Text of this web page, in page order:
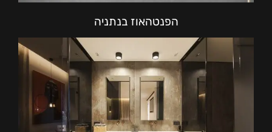
הפנטהאוז בנתניה